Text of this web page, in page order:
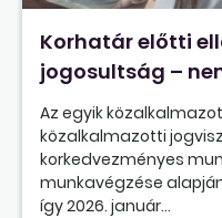
Korhatár előtti
jogosultság –
Az egyik
közalkalmazotti
korkedvezményes
munkavégzése
így 2026. január...